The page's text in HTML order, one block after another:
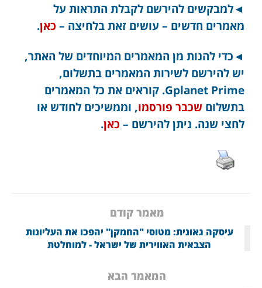
◄למבקשים להירשם לקבלת התראות על
מאמרים חדשים – עושים זאת בלחיצה – כאן.
◄כדי להנות מן המאמרים המיוחדים של האתר,
יש להירשם לשירות המאמרים בתשלום,
Gplanet Prime. קוראים את כל המאמרים
בתשלום שכבר פורסמו, וממשיכים לחודש או
לחצי שנה. ניתן להירשם – כאן.
מאמר קודם
עיסקה גאונית: מטוסי "החמקן" יהפכו את העליונות
הצבאית האווירית של ישראל - למוחלטת
המאמר הבא